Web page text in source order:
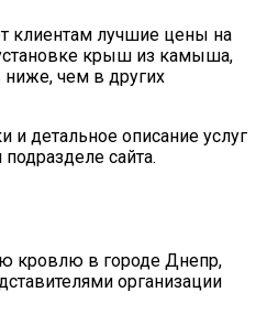
клиентам лучшие цены на
крыш из камыша,
чем в других
и детальное описание услуг
сайта.
кровлю в городе Днепр,
организации